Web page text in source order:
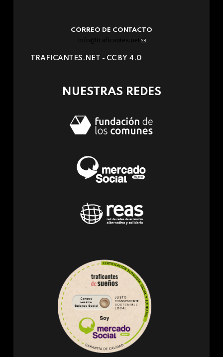
CORREO DE CONTACTO
info@traficantes.net (link
e-
TRAFICANTES.NET - CC BY 4.0
NUESTRAS REDES